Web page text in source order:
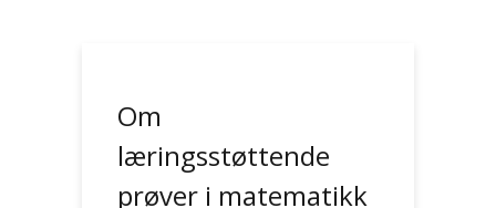
Om
læringsstøttende
prøver i matematikk